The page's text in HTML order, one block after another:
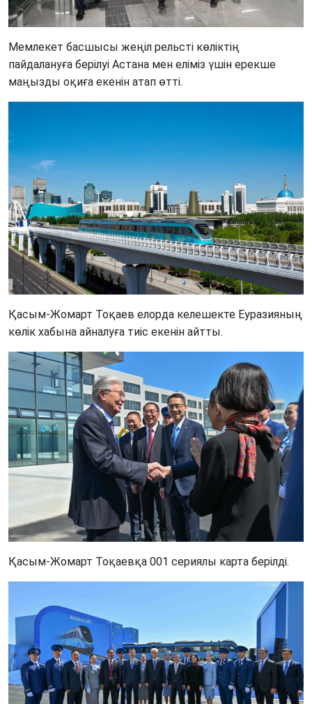
Мемлекет басшысы жеңіл рельсті көліктің
пайдалануға берілуі Астана мен еліміз үшін ерекше
маңызды оқиға екенін атап өтті.
Қасым-Жомарт Тоқаев елорда келешекте Еуразияның
көлік хабына айналуға тиіс екенін айтты.
Қасым-Жомарт Тоқаевқа 001 сериялы карта берілді.